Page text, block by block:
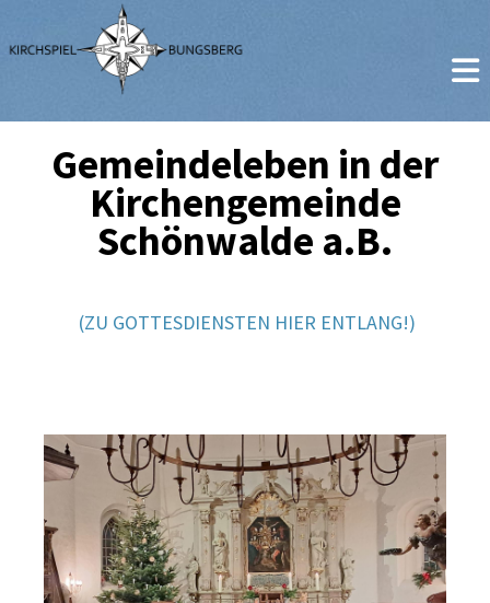
Gemeindeleben in der
Kirchengemeinde
Schönwalde a.B.
(ZU GOTTESDIENSTEN HIER ENTLANG!)